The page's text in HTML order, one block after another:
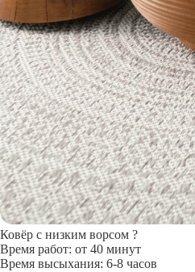
Ковёр с низким ворсом ?
Время работ: от 40 минут
Время высыхания: 6-8 часов